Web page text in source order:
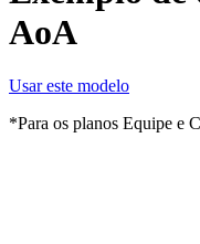
AoA
Usar este modelo
*Para os planos Equipe e